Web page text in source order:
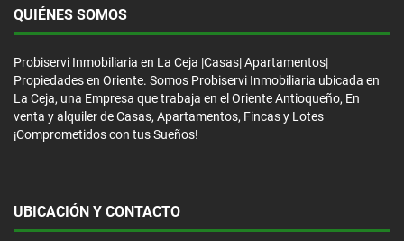
QUIÉNES SOMOS
Probiservi Inmobiliaria en La Ceja |Casas| Apartamentos|
Propiedades en Oriente. Somos Probiservi Inmobiliaria ubicada en
La Ceja, una Empresa que trabaja en el Oriente Antioqueño, En
venta y alquiler de Casas, Apartamentos, Fincas y Lotes
¡Comprometidos con tus Sueños!
UBICACIÓN Y CONTACTO